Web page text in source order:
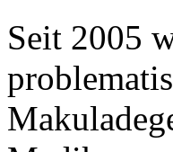
Seit 2005